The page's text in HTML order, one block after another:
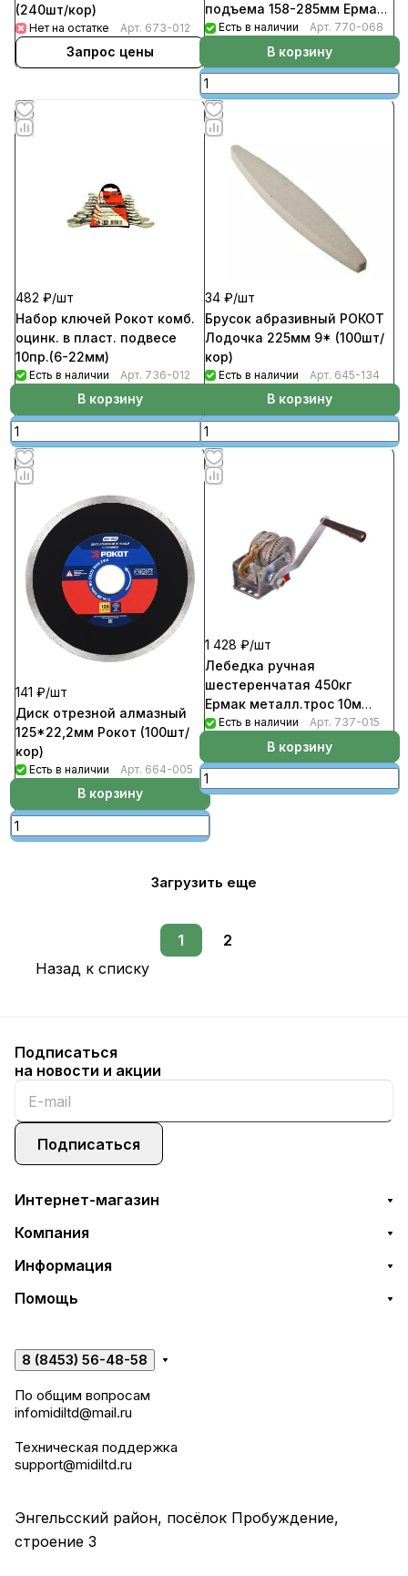
(240шт/кор)
Нет на остатке Арт. 673-012
Запрос цены
подъема 158-285мм Ермак
(10шт/кор)
Есть в наличии Арт. 770-068
В корзину
482 ₽/шт
Набор ключей Рокот комб.
оцинк. в пласт. подвесе
10пр.(6-22мм)
Есть в наличии Арт. 736-012
В корзину
34 ₽/шт
Брусок абразивный РОКОТ
Лодочка 225мм 9* (100шт/
кор)
Есть в наличии Арт. 645-134
В корзину
141 ₽/шт
Диск отрезной алмазный
125*22,2мм Рокот (100шт/
кор)
Есть в наличии Арт. 664-005
В корзину
1 428 ₽/шт
Лебедка ручная
шестеренчатая 450кг
Ермак металл.трос 10м
(6шт/кор)
Есть в наличии Арт. 737-015
В корзину
Загрузить еще
1
2
Назад к списку
Подписаться
на новости и акции
Подписаться
Интернет-магазин
Компания
Информация
Помощь
8 (8453) 56-48-58
По общим вопросам
infomidiltd@mail.ru
Техническая поддержка
support@midiltd.ru
Энгельсский район, посёлок Пробуждение,
строение 3